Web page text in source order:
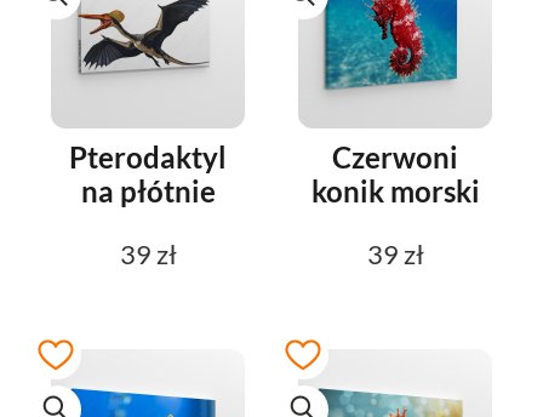
Pterodaktyl
na płótnie
39 zł
Czerwoni
konik morski
39 zł